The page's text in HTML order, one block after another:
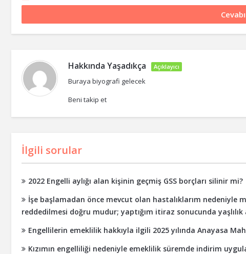
Hakkında Yaşadıkça Açıklayıcı
Buraya biyografi gelecek
Beni takip et
İlgili sorular
2022 Engelli aylığı alan kişinin geçmiş GSS borçları silinir mi?
İşe başlamadan önce mevcut olan hastalıklarım nedeniyle
reddedilmesi doğru mudur; yaptığım itiraz sonucunda yaşlılık
Engellilerin emeklilik hakkıyla ilgili 2025 yılında Anayasa
Kızımın engelliliği nedeniyle emeklilik süremde indirim